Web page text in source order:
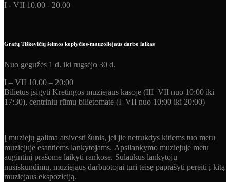
I - VII 10.00 - 20.00
Grafų Tiškevičių šeimos koplyčios-mauzoliejaus darbo laikas
Nuo gegužės 1 d. iki rugsėjo 30 d.
I – VII 10.00 – 20:00
Bilietus įsigyti Kretingos muziejaus kasoje (III–VII nuo 10:00 iki
17:30), centrinių rūmų bilietomate (I–VII nuo 10:00 iki 20:00)
Į muziejų galima atsivesti šunis, jei jie netrukdys kitiems tuo metu
muziejuje esantiems lankytojams. Apsilankymo muziejuje metu
augintinį prašome laikyti rankose. Sulaukus lankytojų
nusiskundimų, muziejaus darbuotojai turi teisę paprašyti pereiti į kitą
muziejaus ekspoziciją.